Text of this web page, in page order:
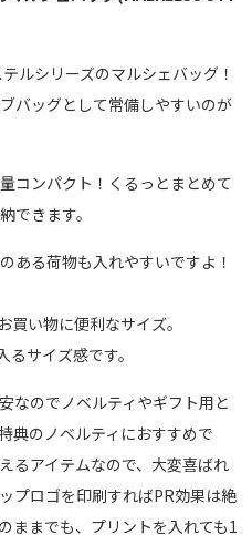
ルシリーズのマルシェバッグ！
バッグとして常備しやすいのが
コンパクト！くるっとまとめて
できます。
ある荷物も入れやすいですよ！
い物に便利なサイズ。
サイズ感です。
なのでノベルティやギフト用と
典のノベルティにおすすめで
るアイテムなので、大変喜ばれ
プロゴを印刷すればPR効果は絶
ままでも、プリントを入れても1